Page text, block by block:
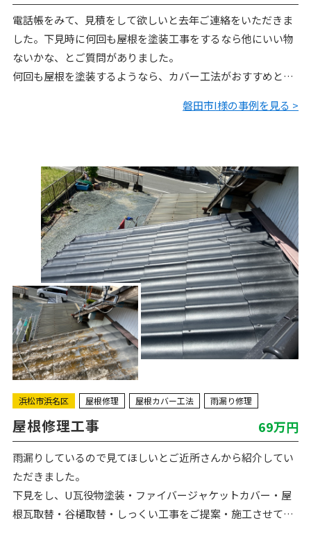
電話帳をみて、見積をして欲しいと去年ご連絡をいただきま
した。下見時に何回も屋根を塗装工事をするなら他にいい物
ないかな、とご質問がありました。
何回も屋根を塗装するようなら、カバー工法がおすすめとご
磐田市I様の事例を見る >
浜松市浜名区 屋根修理 屋根カバー工法 雨漏り修理
屋根修理工事 69万円
雨漏りしているので見てほしいとご近所さんから紹介してい
ただきました。
下見をし、U瓦役物塗装・ファイバージャケットカバー・屋
根瓦取替・谷樋取替・しっくい工事をご提案・施工させてい